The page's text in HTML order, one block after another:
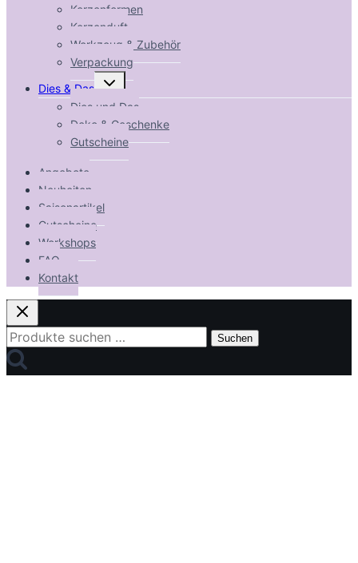
Kerzenformen
Kerzenduft
Werkzeug & Zubehör
Verpackung
Dies & Das
Untermenü
umschalten
Dies und Das
Deko & Geschenke
Gutscheine
Angebote
Neuheiten
Saisonartikel
Gutscheine
Workshops
FAQ
Kontakt
Suchen
nach:
Suchen